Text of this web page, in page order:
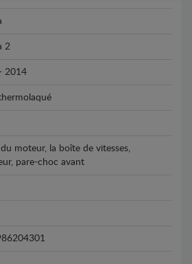
2
2014
du moteur, la boîte de vitesses,
pare-choc avant